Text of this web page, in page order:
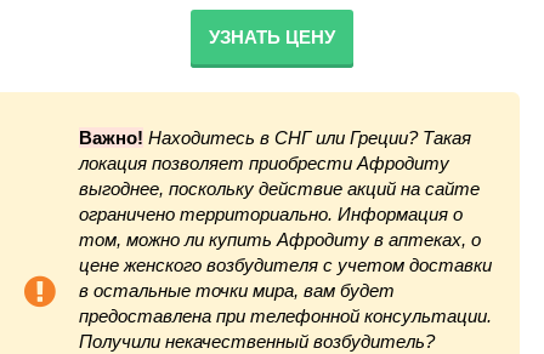
УЗНАТЬ ЦЕНУ
Важно! Находитесь в СНГ или Греции? Такая
локация позволяет приобрести Афродиту
выгоднее, поскольку действие акций на сайте
ограничено территориально. Информация о
том, можно ли купить Афродиту в аптеках, о
цене женского возбудителя с учетом доставки
в остальные точки мира, вам будет
предоставлена при телефонной консультации.
Получили некачественный возбудитель?